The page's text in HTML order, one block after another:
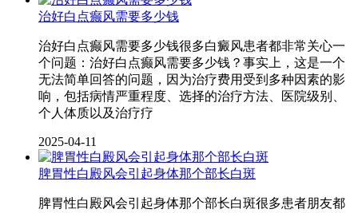
治好白点癫风需要多少钱
治好白点癫风需要多少钱很多白癜风患者都非常关心一
个问题：治好白点癫风需要多少钱？事实上，这是一个
无法简单回答的问题，因为治疗费用受到多种因素的影
响，包括病情严重程度、选择的治疗方法、医院级别、
个人体质以及治疗疗
2025-04-11
脾胃性白殿风会引起身体那个部长白斑
脾胃性白殿风会引起身体那个部长白斑很多患者朋友都